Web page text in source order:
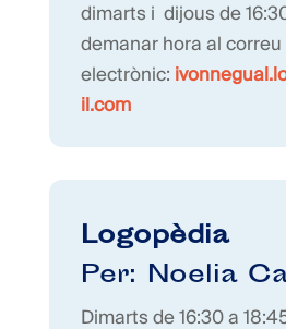
dimarts i dijous de
demanar hora al correu
electrònic:
il.com
Logopèdia
Per: Noelia
Dimarts de 16:30 a